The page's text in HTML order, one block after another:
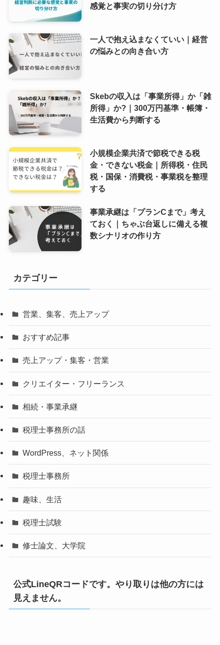
感覚と事実の切り分け方
一人で抱え込まなくていい｜経営
の悩みとの向き合い方
Skebの収入は「事業所得」か「雑
所得」か?｜300万円基準・帳簿・
生活費から判断する
小規模企業共済で節税できる税
金・できない税金｜所得税・住民
税・国保・消費税・事業税を整理
する
事業承継は「プランCまで」考え
ておく｜ちゃぶ台返しに備える複
数シナリオの作り方
カテゴリー
営業、集客、売上アップ
おすすめ記事
売上アップ・集客・営業
クリエイター・フリーランス
相続・事業承継
税理士事務所の話
WordPress、ネット関係
税理士事務所
趣味、生活
税理士試験
修士論文、大学院
公式LineQRコードです。やり取りは他の方には
見えません。